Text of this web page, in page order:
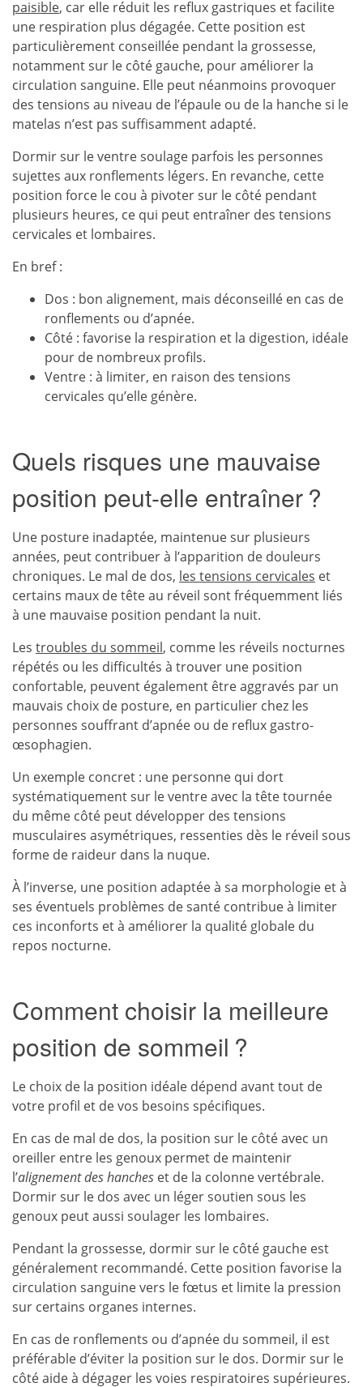
paisible, car elle réduit les reflux gastriques et facilite
une respiration plus dégagée. Cette position est
particulièrement conseillée pendant la grossesse,
notamment sur le côté gauche, pour améliorer la
circulation sanguine. Elle peut néanmoins provoquer
des tensions au niveau de l’épaule ou de la hanche si le
matelas n’est pas suffisamment adapté.
Dormir sur le ventre soulage parfois les personnes
sujettes aux ronflements légers. En revanche, cette
position force le cou à pivoter sur le côté pendant
plusieurs heures, ce qui peut entraîner des tensions
cervicales et lombaires.
En bref :
Dos : bon alignement, mais déconseillé en cas de
ronflements ou d’apnée.
Côté : favorise la respiration et la digestion, idéale
pour de nombreux profils.
Ventre : à limiter, en raison des tensions
cervicales qu’elle génère.
Quels risques une mauvaise
position peut-elle entraîner ?
Une posture inadaptée, maintenue sur plusieurs
années, peut contribuer à l’apparition de douleurs
chroniques. Le mal de dos, les tensions cervicales et
certains maux de tête au réveil sont fréquemment liés
à une mauvaise position pendant la nuit.
Les troubles du sommeil, comme les réveils nocturnes
répétés ou les difficultés à trouver une position
confortable, peuvent également être aggravés par un
mauvais choix de posture, en particulier chez les
personnes souffrant d’apnée ou de reflux gastro-
œsophagien.
Un exemple concret : une personne qui dort
systématiquement sur le ventre avec la tête tournée
du même côté peut développer des tensions
musculaires asymétriques, ressenties dès le réveil sous
forme de raideur dans la nuque.
À l’inverse, une position adaptée à sa morphologie et à
ses éventuels problèmes de santé contribue à limiter
ces inconforts et à améliorer la qualité globale du
repos nocturne.
Comment choisir la meilleure
position de sommeil ?
Le choix de la position idéale dépend avant tout de
votre profil et de vos besoins spécifiques.
En cas de mal de dos, la position sur le côté avec un
oreiller entre les genoux permet de maintenir
l’alignement des hanches et de la colonne vertébrale.
Dormir sur le dos avec un léger soutien sous les
genoux peut aussi soulager les lombaires.
Pendant la grossesse, dormir sur le côté gauche est
généralement recommandé. Cette position favorise la
circulation sanguine vers le fœtus et limite la pression
sur certains organes internes.
En cas de ronflements ou d’apnée du sommeil, il est
préférable d’éviter la position sur le dos. Dormir sur le
côté aide à dégager les voies respiratoires supérieures.